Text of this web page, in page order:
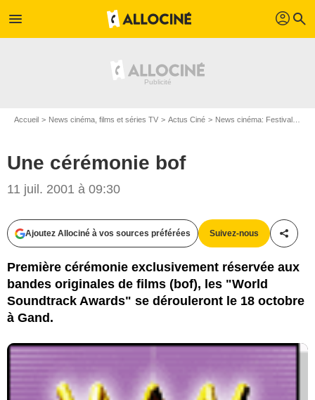
menu profil search
Accueil News cinéma, films et séries TV Actus Ciné News cinéma: Festivals
Une cérémonie bof
11 juil. 2001 à 09:30
Ajoutez Allociné à vos sources préférées Suivez-nous
Première cérémonie exclusivement réservée aux
bandes originales de films (bof), les "World
Soundtrack Awards" se dérouleront le 18 octobre
à Gand.